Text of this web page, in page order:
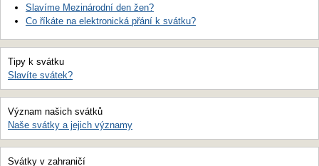
Slavíme Mezinárodní den žen?
Co říkáte na elektronická přání k svátku?
Tipy k svátku
Slavíte svátek?
Význam našich svátků
Naše svátky a jejich významy
Svátky v zahraničí